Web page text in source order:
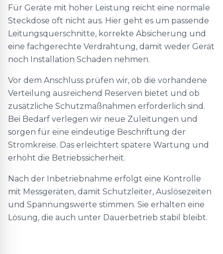
Für Geräte mit hoher Leistung reicht eine normale
Steckdose oft nicht aus. Hier geht es um passende
Leitungsquerschnitte, korrekte Absicherung und
eine fachgerechte Verdrahtung, damit weder Gerät
noch Installation Schaden nehmen.
Vor dem Anschluss prüfen wir, ob die vorhandene
Verteilung ausreichend Reserven bietet und ob
zusätzliche Schutzmaßnahmen erforderlich sind.
Bei Bedarf verlegen wir neue Zuleitungen und
sorgen für eine eindeutige Beschriftung der
Stromkreise. Das erleichtert spätere Wartung und
erhöht die Betriebssicherheit.
Nach der Inbetriebnahme erfolgt eine Kontrolle
mit Messgeräten, damit Schutzleiter, Auslösezeiten
und Spannungswerte stimmen. Sie erhalten eine
Lösung, die auch unter Dauerbetrieb stabil bleibt.